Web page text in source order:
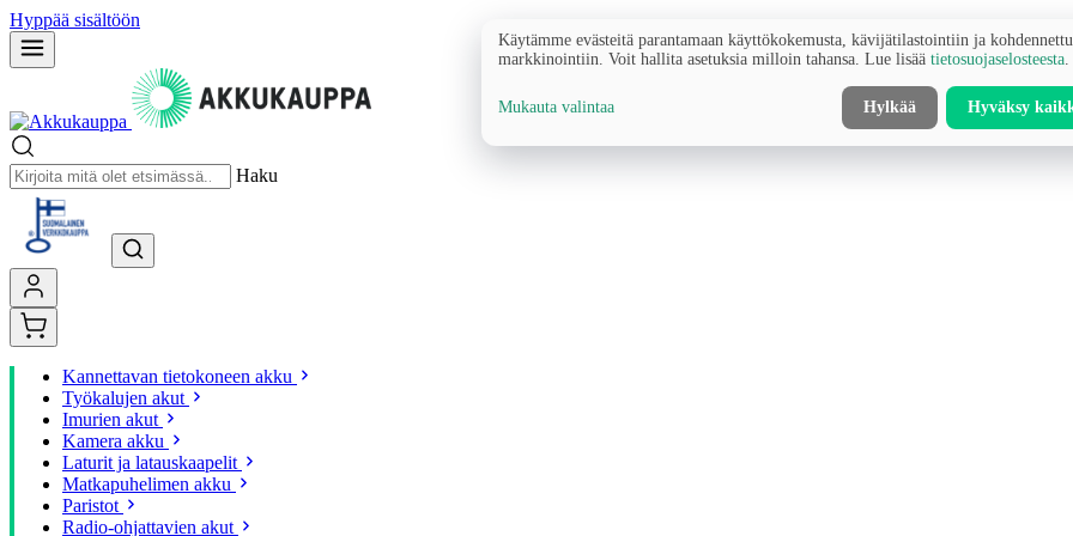
Hyppää sisältöön
Haku
Kannettavan tietokoneen akku
Työkalujen akut
Imurien akut
Kamera akku
Laturit ja latauskaapelit
Matkapuhelimen akku
Paristot
Radio-ohjattavien akut
Käytämme evästeitä parantamaan käyttökokemusta, kävijätilastointiin ja
markkinointiin. Voit hallita asetuksia milloin tahansa. Lue lisää tietosuojaselosteesta
Mukauta valintaa Hylkää Hyväksy